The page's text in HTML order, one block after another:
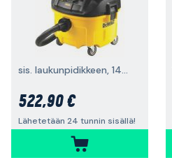
sis. laukunpidikkeen, 1400 W, L-luokka
522,90 €
Lähetetään 24 tunnin sisällä!